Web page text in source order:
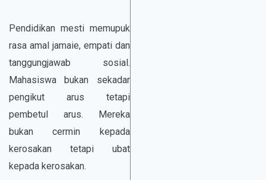
Pendidikan mesti memupuk
rasa amal jamaie, empati dan
tanggungjawab sosial.
Mahasiswa bukan sekadar
pengikut arus tetapi
pembetul arus. Mereka
bukan cermin kepada
kerosakan tetapi ubat
kepada kerosakan.